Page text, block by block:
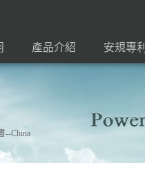
產品介紹 安規專利
--China